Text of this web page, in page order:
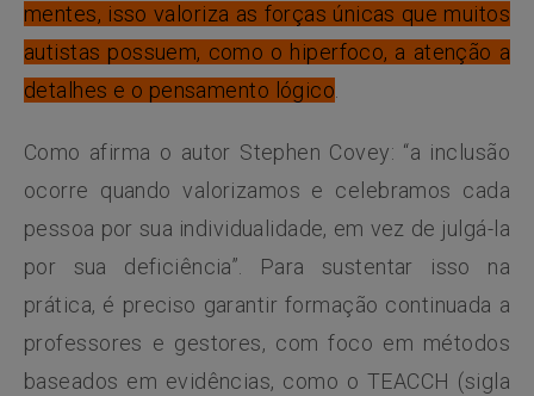
mentes, isso valoriza as forças únicas que muitos
autistas possuem, como o hiperfoco, a atenção a
detalhes e o pensamento lógico
Como afirma o autor Stephen Covey: “a inclusão
ocorre quando valorizamos e celebramos cada
pessoa por sua individualidade, em vez de julgá-la
por sua deficiência”. Para sustentar isso na
prática, é preciso garantir formação continuada a
professores e gestores, com foco em métodos
baseados em evidências, como o TEACCH (sigla